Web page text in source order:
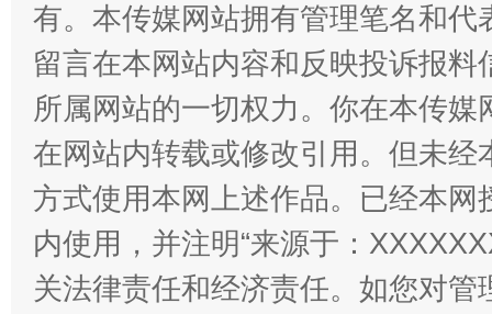
扯下公款旅游的“隐身衣” 如何以
有。本传媒网站拥有管理笔名和
留言在本网站内容和反映投诉报
所属网站的一切权力。你在本传
在网站内转载或修改引用。但未
方式使用本网上述作品。已经本
内使用，并注明“来源于：
关法律责任和经济责任。如您对